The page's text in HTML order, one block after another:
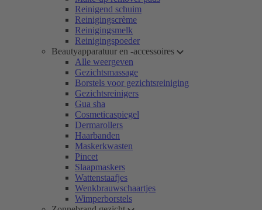
Reinigend schuim
Reinigingscrème
Reinigingsmelk
Reinigingspoeder
Beautyapparatuur en -accessoires
Alle weergeven
Gezichtsmassage
Borstels voor gezichtsreiniging
Gezichtsreinigers
Gua sha
Cosmeticaspiegel
Dermarollers
Haarbanden
Maskerkwasten
Pincet
Slaapmaskers
Wattenstaafjes
Wenkbrauwschaartjes
Wimperborstels